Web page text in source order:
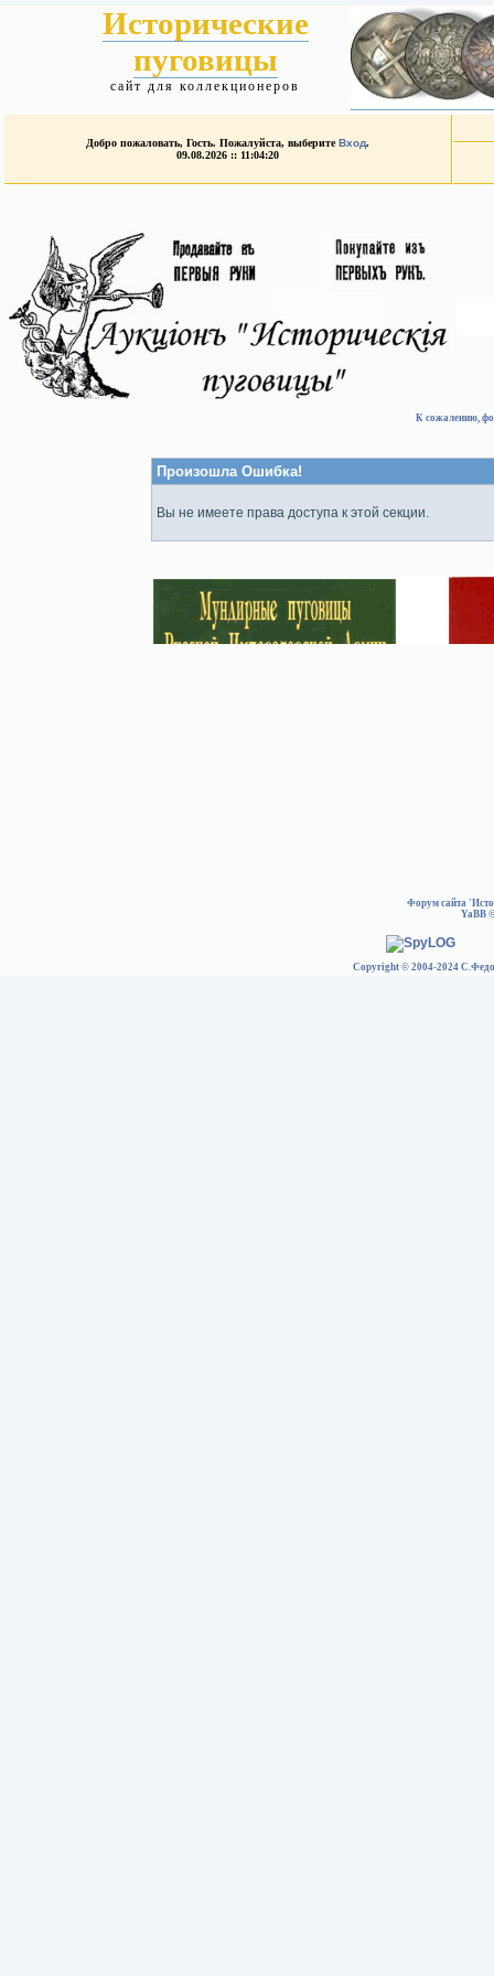
Исторические
пуговицы
сайт для коллекционеров
Добро пожаловать, Гость. Пожалуйста, выберитеВход.
09.08.2026 :: 11:04:20
К сожалению,
Произошла Ошибка!
Вы не имеете права доступа к этой секции.
Форум сайта
YaBB
Copyright © 2004-2024